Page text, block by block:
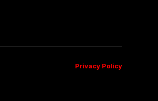
Privacy Policy